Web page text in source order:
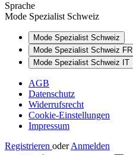
Sprache
Mode Spezialist Schweiz
Mode Spezialist Schweiz
Mode Spezialist Schweiz FR
Mode Spezialist Schweiz IT
AGB
Datenschutz
Widerrufsrecht
Cookie-Einstellungen
Impressum
Registrieren oder Anmelden